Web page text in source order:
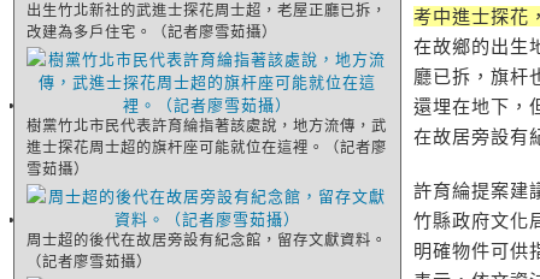
出生竹北新社的武進士探花周士超，老屋正廳已拆，
改建為多戶住宅。（記者廖雪茹攝）
樹黨竹北市民代表許育綸指著該處說，地方流傳，武
進士探花周士超的旗杆座可能就位在這裡。（記者廖
雪茹攝）
周士超的後代在故居旁設有紀念館，留存文獻資料。
（記者廖雪茹攝）
考中進士探花
在故鄉的出生
廳已拆，旗杆
還埋在地下，
在故居旁設有
許育綸提案建
竹縣政府文化
明確物件可供